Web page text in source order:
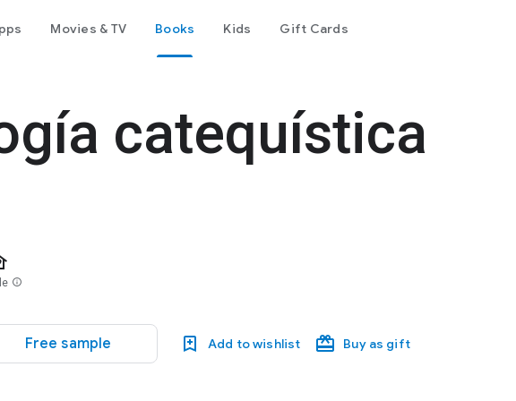
Movies & TV Books Kids Gift Cards
catequística
info
Free sample Add to wishlist Buy as gift